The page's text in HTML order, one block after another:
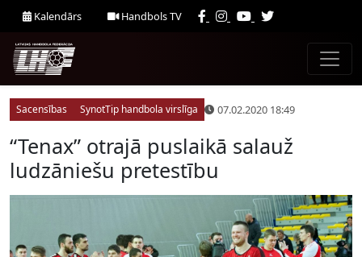
Kalendārs Handbols TV
Sacensības SynotTip handbola virslīga 07.02.2020 18:49
“Tenax” otrajā puslaikā salauž
ludzāniešu pretestību